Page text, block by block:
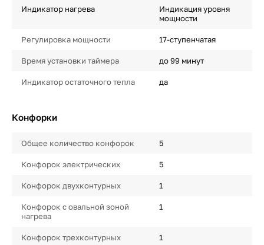
Индикатор нагрева
Индикация уровня
мощности
Регулировка мощности 17-ступенчатая
Время установки таймера до 99 минут
Индикатор остаточного тепла да
Конфорки
Общее количество конфорок 5
Конфорок электрических 5
Конфорок двухконтурных 1
Конфорок с овальной зоной
нагрева
1
Конфорок трехконтурных 1